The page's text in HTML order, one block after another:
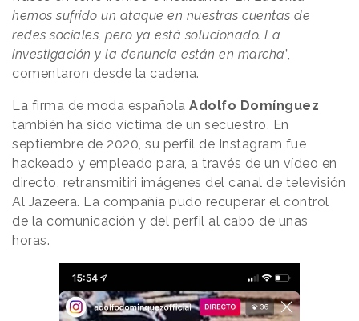
hemos sufrido un ataque en nuestras cuentas de
redes sociales, pero ya está solucionado. La
investigación y la denuncia están en marcha”,
comentaron desde la cadena.
La firma de moda española Adolfo Domínguez
también ha sido víctima de un secuestro. En
septiembre de 2020, su perfil de Instagram fue
hackeado y empleado para, a través de un vídeo en
directo, retransmitiri imágenes del canal de televisión
Al Jazeera. La compañía pudo recuperar el control
de la comunicación y del perfil al cabo de unas
horas.